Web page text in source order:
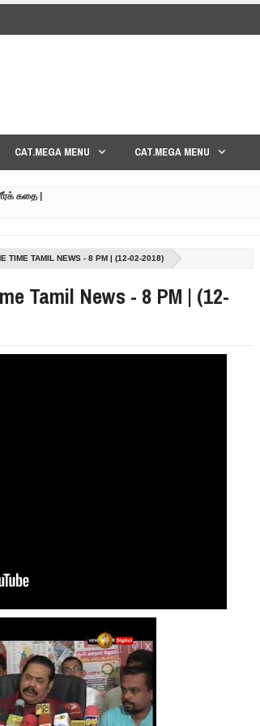
CAT.MEGA MENU CAT.MEGA MENU
கதை |
03 | SRI LANKA
CAUSE TAMIL NEWS LIVE
வல்வை மண் !!!
DIRECTOR AMEER
NERUKKU NER
TIME TAMIL NEWS - 8 PM | (12-02-2018)
Tamil News - 8 PM | (12-